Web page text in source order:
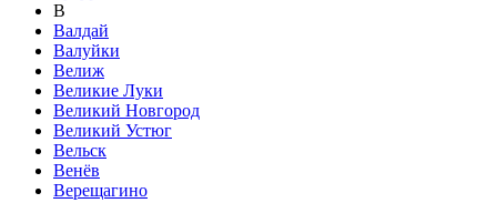
В
Валдай
Валуйки
Велиж
Великие Луки
Великий Новгород
Великий Устюг
Вельск
Венёв
Верещагино